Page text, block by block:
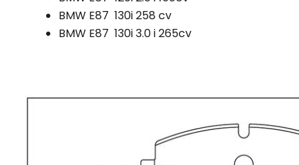
BMW E87 130i 258 cv
BMW E87 130i 3.0 i 265cv